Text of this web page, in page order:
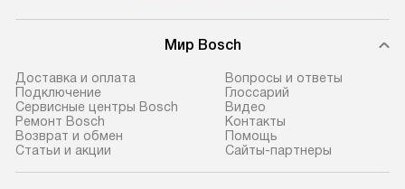
доставки доставит упакованный
прибор до двери или прихожей.
Если необходимо переместить
прибор до места установки,
пожалуйста, предварительно
уточните это с менеджером.
За данную услугу взимается
установленной
к воде, крана и
Мир Bosch
Доставка и оплата
Подключение
Сервисные центры Bosch
Ремонт Bosch
Возврат и обмен
Статьи и акции
Вопросы и ответы
Глоссарий
Видео
Контакты
Помощь
Сайты-партнеры